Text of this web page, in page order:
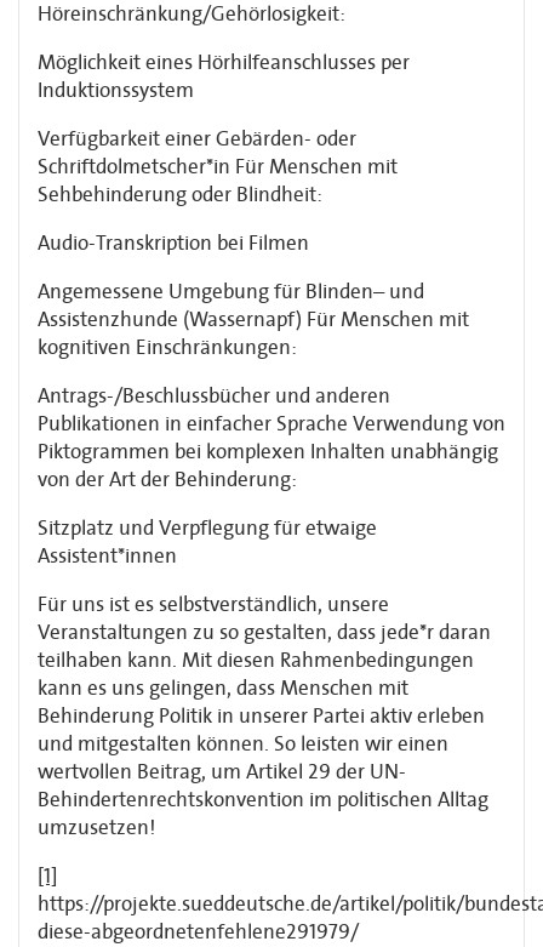
Höreinschränkung/Gehörlosigkeit:
Möglichkeit eines Hörhilfeanschlusses per
Induktionssystem
Verfügbarkeit einer Gebärden- oder
Schriftdolmetscher*in Für Menschen mit
Sehbehinderung oder Blindheit:
Audio-Transkription bei Filmen
Angemessene Umgebung für Blinden– und
Assistenzhunde (Wassernapf) Für Menschen mit
kognitiven Einschränkungen:
Antrags-/Beschlussbücher und anderen
Publikationen in einfacher Sprache Verwendung von
Piktogrammen bei komplexen Inhalten unabhängig
von der Art der Behinderung:
Sitzplatz und Verpflegung für etwaige
Assistent*innen
Für uns ist es selbstverständlich, unsere
Veranstaltungen zu so gestalten, dass jede*r daran
teilhaben kann. Mit diesen Rahmenbedingungen
kann es uns gelingen, dass Menschen mit
Behinderung Politik in unserer Partei aktiv erleben
und mitgestalten können. So leisten wir einen
wertvollen Beitrag, um Artikel 29 der UN-
Behindertenrechtskonvention im politischen Alltag
umzusetzen!
[1]
https://projekte.sueddeutsche.de/artikel/politik/
diese-abgeordnetenfehlene291979/